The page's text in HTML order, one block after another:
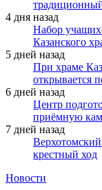
4 дня назад
Набор
Казанского
5 дней назад
При храме
открывается
6 дней назад
Центр
приёмную
7 дней назад
Верхотомский
крестный ход
Новости